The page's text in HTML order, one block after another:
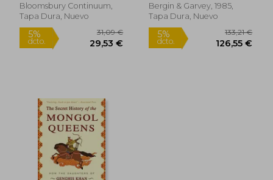
Bloomsbury Continuum,
Tapa Dura, Nuevo
Bergin & Garvey, 1985,
Tapa Dura, Nuevo